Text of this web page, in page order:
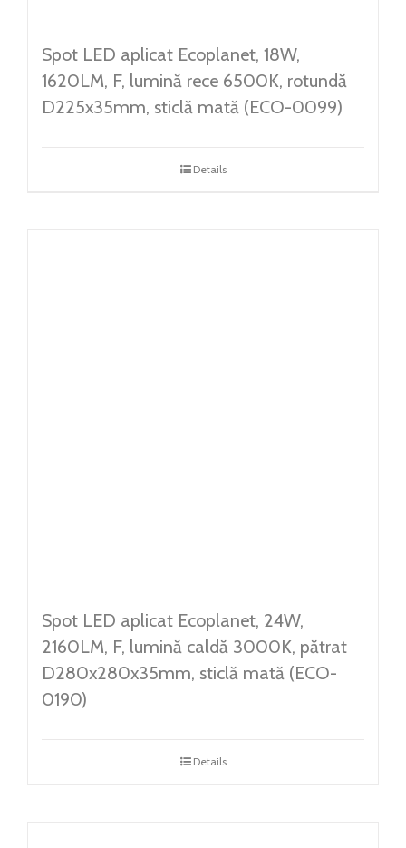
Spot LED aplicat Ecoplanet, 18W,
1620LM, F, lumină rece 6500K, rotundă
D225x35mm, sticlă mată (ECO-0099)
Details
Spot LED aplicat Ecoplanet, 24W,
2160LM, F, lumină caldă 3000K, pătrat
D280x280x35mm, sticlă mată (ECO-
0190)
Details